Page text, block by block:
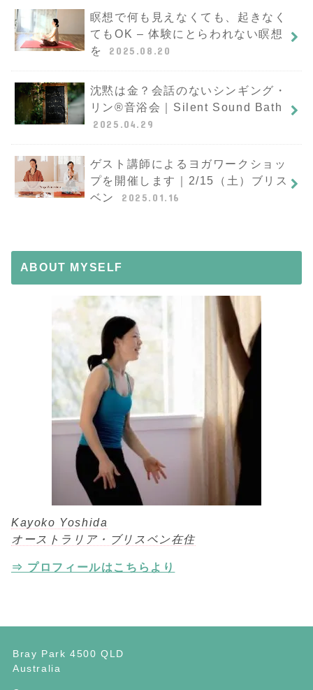
瞑想で何も見えなくても、起きなく
てもOK – 体験にとらわれない瞑想
を
2025.08.20
沈黙は金？会話のないシンギング・
リン®︎音浴会｜Silent Sound Bath
2025.04.29
ゲスト講師によるヨガワークショッ
プを開催します｜2/15（土）ブリス
ベン
2025.01.16
ABOUT MYSELF
Kayoko Yoshida
オーストラリア・ブリスベン在住
⇒ プロフィールはこちらより
Bray Park 4500 QLD
Australia